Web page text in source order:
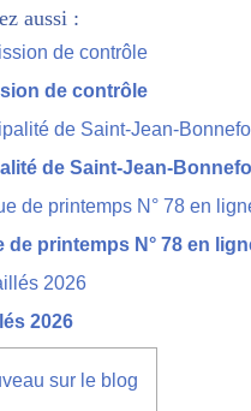
aussi :
de contrôle
de Saint-Jean-
de printemps N° 78 en
2026
sur le blog